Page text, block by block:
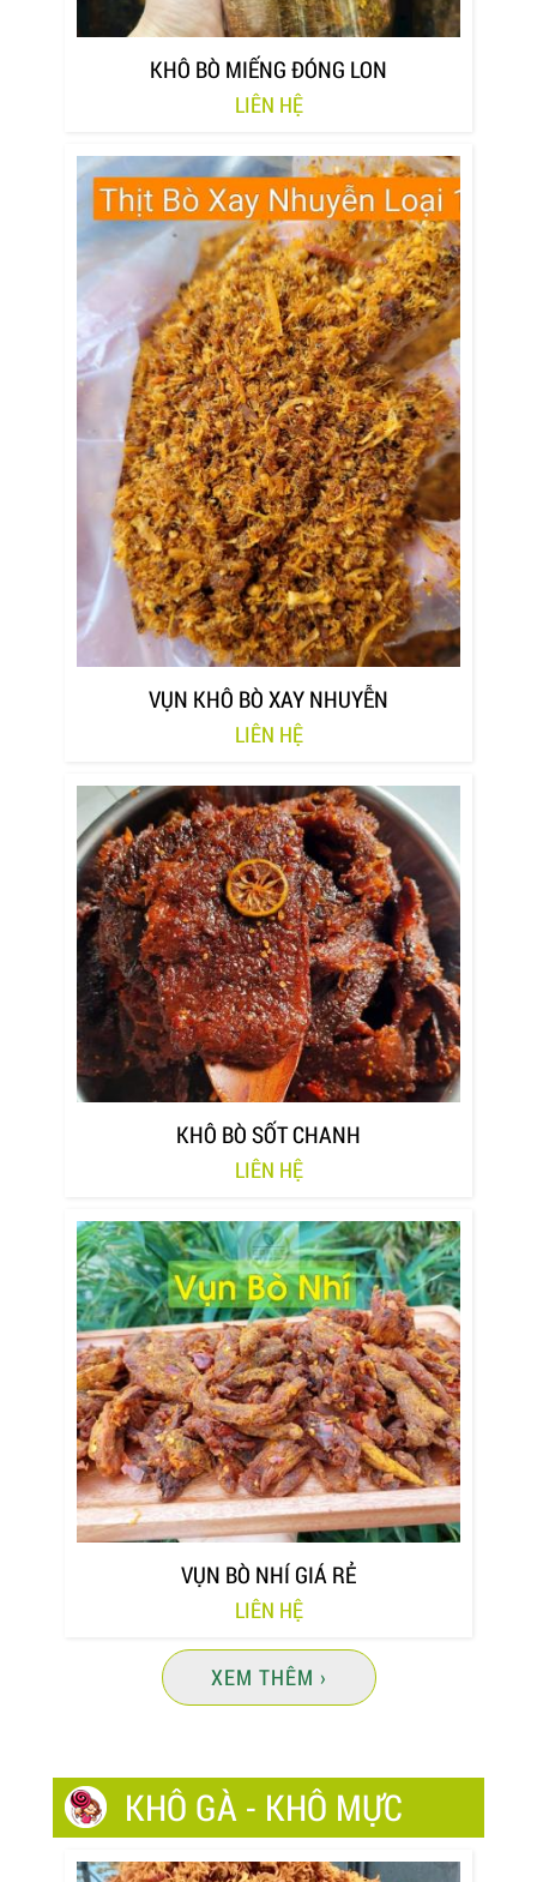
KHÔ BÒ MIẾNG ĐÓNG LON
LIÊN HỆ
VỤN KHÔ BÒ XAY NHUYỄN
LIÊN HỆ
KHÔ BÒ SỐT CHANH
LIÊN HỆ
VỤN BÒ NHÍ GIÁ RẺ
LIÊN HỆ
XEM THÊM ›
KHÔ GÀ - KHÔ MỰC